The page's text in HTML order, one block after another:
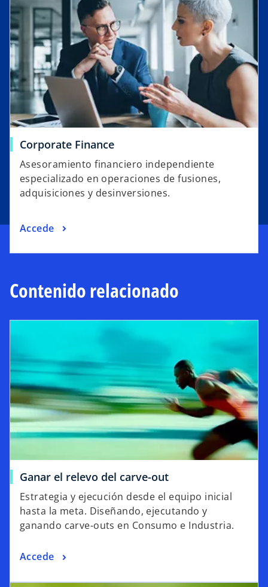
Corporate Finance
Asesoramiento financiero independiente
especializado en operaciones de fusiones,
adquisiciones y desinversiones.
Accede
Contenido relacionado
Ganar el relevo del carve-out
Estrategia y ejecución desde el equipo inicial
hasta la meta. Diseñando, ejecutando y
ganando carve-outs en Consumo e Industria.
Accede